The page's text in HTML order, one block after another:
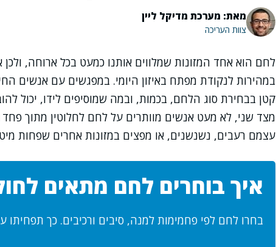
מאת: מערכת מדיקל ליין
צוות העריכה
לחם הוא אחד המזונות שמלווים אותנו כמעט בכל ארוחה,
במהירות לנקודת מפתח באיזון היומי. במפגשים עם אנשים
קטן בבחירת סוג הלחם, בכמות, ובמה שמוסיפים לידו, יכול
מצד שני, לא מעט אנשים מוותרים על לחם לחלוטין מתוך
עצמם רעבים, נשנשנים, או מפצים במזונות אחרים שפחות
איך בוחרים לחם מתאים
בחרו לחם לפי פחמימות למנה, סיבים ורכיבים. כך תפחיתו